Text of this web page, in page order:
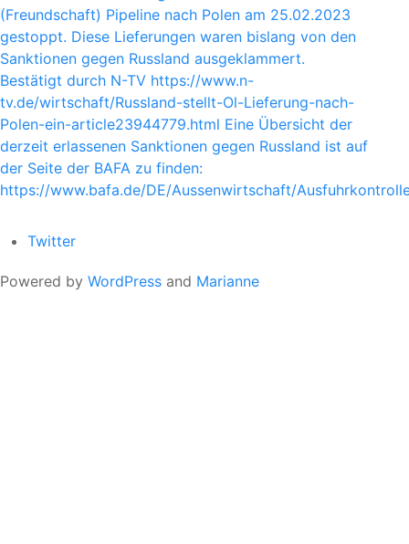
(Freundschaft) Pipeline nach Polen am 25.02.2023
gestoppt. Diese Lieferungen waren bislang von den
Sanktionen gegen Russland ausgeklammert.
Bestätigt durch N-TV https://www.n-
tv.de/wirtschaft/Russland-stellt-Ol-Lieferung-nach-
Polen-ein-article23944779.html Eine Übersicht der
derzeit erlassenen Sanktionen gegen Russland ist auf
der Seite der BAFA zu finden:
https://www.bafa.de/DE/Aussenwirtschaft/
Twitter
Powered by WordPress and Marianne